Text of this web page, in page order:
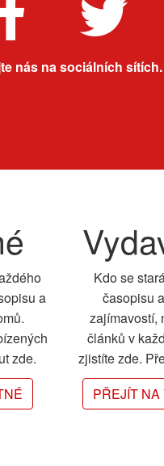
nás na sociálních sítích.
a
zde.
Kdo se
časopisu
zajímavostí,
článků v
zjistíte zde.
PŘEJÍT NA